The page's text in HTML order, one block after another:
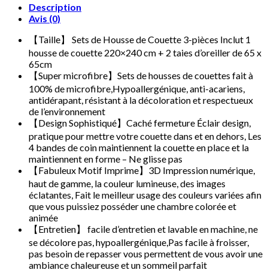
Description
Avis (0)
【Taille】 Sets de Housse de Couette 3-pièces Inclut 1
housse de couette 220×240 cm + 2 taies d’oreiller de 65 x
65cm
【Super microfibre】Sets de housses de couettes fait à
100% de microfibre,Hypoallergénique, anti-acariens,
antidérapant, résistant à la décoloration et respectueux
de l’environnement
【Design Sophistiqué】Caché fermeture Éclair design,
pratique pour mettre votre couette dans et en dehors, Les
4 bandes de coin maintiennent la couette en place et la
maintiennent en forme – Ne glisse pas
【Fabuleux Motif Imprime】3D Impression numérique,
haut de gamme, la couleur lumineuse, des images
éclatantes, Fait le meilleur usage des couleurs variées afin
que vous puissiez posséder une chambre colorée et
animée
【Entretien】 facile d’entretien et lavable en machine, ne
se décolore pas, hypoallergénique,Pas facile à froisser,
pas besoin de repasser vous permettent de vous avoir une
ambiance chaleureuse et un sommeil parfait